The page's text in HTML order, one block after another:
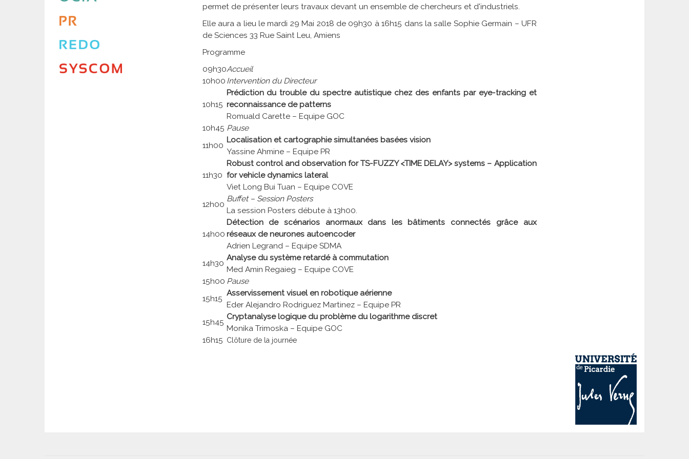
permet de présenter leurs travaux devant un ensemble de chercheurs et d'industriels.
Elle aura a lieu le mardi 29 Mai 2018 de 09h30 à 16h15 dans la salle Sophie Germain – UFR
de Sciences 33 Rue Saint Leu, Amiens
Programme
09h30Accueil
10h00 Intervention du Directeur
10h15
Prédiction du trouble du spectre autistique chez des enfants par eye-tracking et
reconnaissance de patterns
Romuald Carette – Equipe GOC
10h45 Pause
11h00
Localisation et cartographie simultanées basées vision
Yassine Ahmine – Equipe PR
11h30
Robust control and observation for TS-FUZZY <TIME DELAY> systems – Application
for vehicle dynamics lateral
Viet Long Bui Tuan – Equipe COVE
12h00
Buffet – Session Posters
La session Posters débute à 13h00.
14h00
Détection de scénarios anormaux dans les bâtiments connectés grâce aux
réseaux de neurones autoencoder
Adrien Legrand – Equipe SDMA
14h30
Analyse du système retardé à commutation
Med Amin Regaieg – Equipe COVE
15h00 Pause
15h15
Asservissement visuel en robotique aérienne
Eder Alejandro Rodriguez Martinez – Equipe PR
15h45
Cryptanalyse logique du problème du logarithme discret
Monika Trimoska – Equipe GOC
16h15 Clôture de la journée